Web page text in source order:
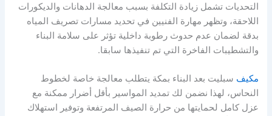
التحديات تشمل زيادة التكلفة بسبب معالجة الدهانات والديكورات
اللاحقة، وتظهر مهارة الفنيين في تحديد مسارات تصريف المياه
بدقة لضمان عدم حدوث رطوبة داخلية تؤثر على سلامة البناء
والتشطيبات الفاخرة التي تم تنفيذها سابقا.
مكيف سبليت بعد البناء بمكة يتطلب معالجة خاصة لخطوط
النحاس، لهذا نضمن لك تمديد المواسير بأقل أضرار ممكنة مع
عزل كامل لحمايتها من حرارة الصيف المرتفعة وتوفير استهلاك